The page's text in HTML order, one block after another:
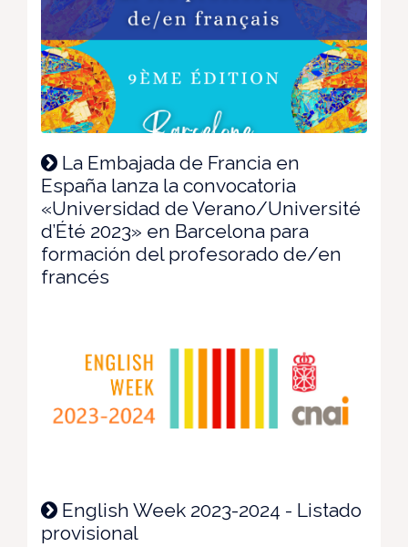
La Embajada de Francia en
España lanza la convocatoria
«Universidad de Verano/Université
d’Été 2023» en Barcelona para
formación del profesorado de/en
francés
English Week 2023-2024 - Listado
provisional